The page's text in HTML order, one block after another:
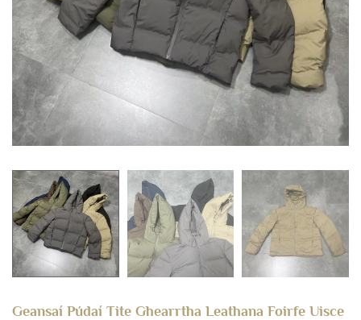
Geansaí Púdaí Tite Ghearrtha Leathana Foirfe Uisce